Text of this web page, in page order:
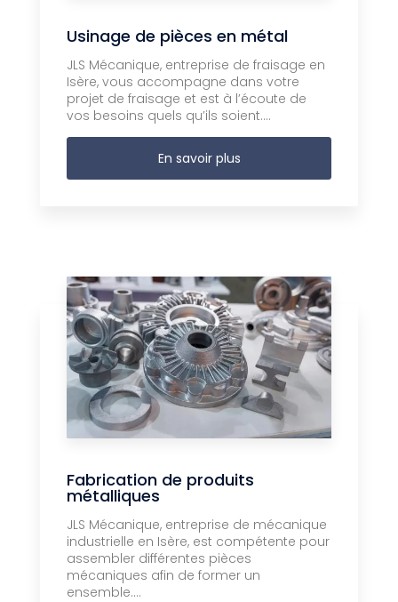
Usinage de pièces en métal
JLS Mécanique, entreprise de fraisage en
Isère, vous accompagne dans votre
projet de fraisage et est à l’écoute de
vos besoins quels qu’ils soient....
En savoir plus
Fabrication de produits
métalliques
JLS Mécanique, entreprise de mécanique
industrielle en Isère, est compétente pour
assembler différentes pièces
mécaniques afin de former un
ensemble....